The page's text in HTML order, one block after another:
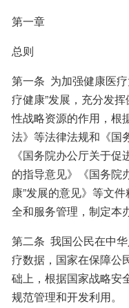
第一章
总则
第一条  为加强健康医
疗健康”发展，充分发
性战略资源的作用，根
法》等法律法规和《国
《国务院办公厅关于
的指导意见》《国务院
康”发展的意见》等文
全和服务管理，制定本
第二条  我国公民在中
疗数据，国家在保障公
础上，根据国家战略安
规范管理和开发利用。